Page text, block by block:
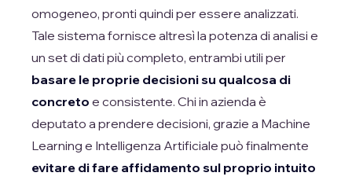
omogeneo, pronti quindi per essere analizzati.
Tale sistema fornisce altresì la potenza di analisi e
un set di dati più completo, entrambi utili per
basare le proprie decisioni su qualcosa di
concreto e consistente. Chi in azienda è
deputato a prendere decisioni, grazie a Machine
Learning e Intelligenza Artificiale può finalmente
evitare di fare affidamento sul proprio intuito